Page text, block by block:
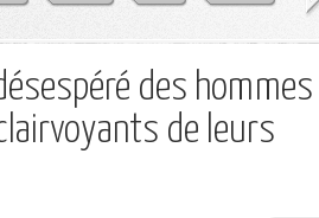
des hommes
de leurs